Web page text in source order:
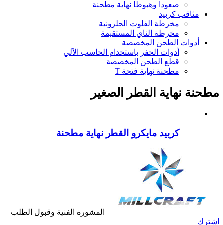
صعودا وهبوطا نهاية مطحنة
مثاقب كربيد
مخرطة الفلوت الحلزونية
مخرطة الناي المستقيمة
أدوات الطحن المخصصة
أدوات الحفر باستخدام الحاسب الآلي
قطع الطحن المخصصة
مطحنة نهاية فتحة T
مطحنة نهاية القطر الصغير
كربيد مايكرو القطر نهاية مطحنة
المشورة الفنية وقبول الطلب
اشترك